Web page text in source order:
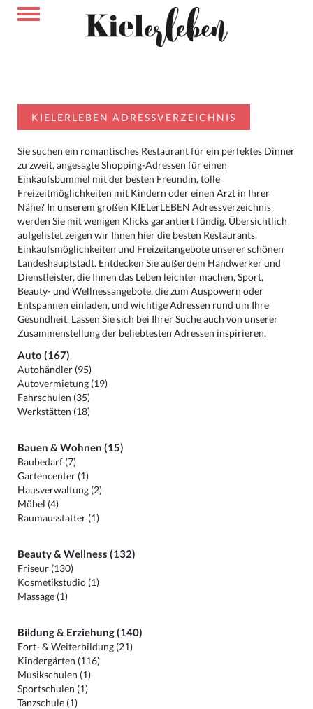
KIELERLEBEN ADRESSVERZEICHNIS
Sie suchen ein romantisches Restaurant für ein perfektes Dinner
zu zweit, angesagte Shopping-Adressen für einen
Einkaufsbummel mit der besten Freundin, tolle
Freizeitmöglichkeiten mit Kindern oder einen Arzt in Ihrer
Nähe? In unserem großen KIELerLEBEN Adressverzeichnis
werden Sie mit wenigen Klicks garantiert fündig. Übersichtlich
aufgelistet zeigen wir Ihnen hier die besten Restaurants,
Einkaufsmöglichkeiten und Freizeitangebote unserer schönen
Landeshauptstadt. Entdecken Sie außerdem Handwerker und
Dienstleister, die Ihnen das Leben leichter machen, Sport,
Beauty- und Wellnessangebote, die zum Auspowern oder
Entspannen einladen, und wichtige Adressen rund um Ihre
Gesundheit. Lassen Sie sich bei Ihrer Suche auch von unserer
Zusammenstellung der beliebtesten Adressen inspirieren.
Auto (167)
Autohändler (95)
Autovermietung (19)
Fahrschulen (35)
Werkstätten (18)
Bauen & Wohnen (15)
Baubedarf (7)
Gartencenter (1)
Hausverwaltung (2)
Möbel (4)
Raumausstatter (1)
Beauty & Wellness (132)
Friseur (130)
Kosmetikstudio (1)
Massage (1)
Bildung & Erziehung (140)
Fort- & Weiterbildung (21)
Kindergärten (116)
Musikschulen (1)
Sportschulen (1)
Tanzschule (1)